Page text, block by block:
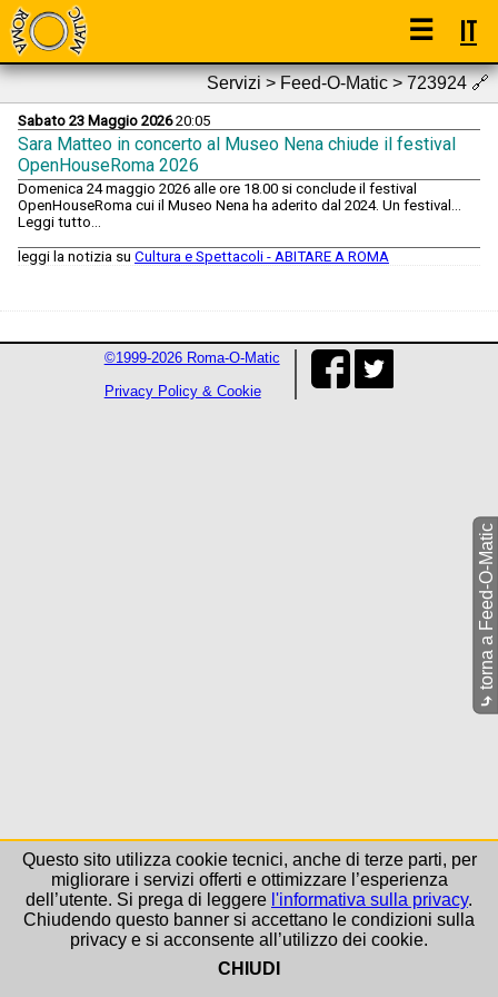
☰ IT
Servizi > Feed-O-Matic > 723924🔗
Sabato 23 Maggio 202620:05
Sara Matteo in concerto al Museo Nena chiude il festival
OpenHouseRoma 2026
Domenica 24 maggio 2026 alle ore 18.00 si conclude il festival
OpenHouseRoma cui il Museo Nena ha aderito dal 2024. Un festival...
Leggi tutto...
leggi la notizia su Cultura e Spettacoli - ABITARE A ROMA
⤷
torna a Feed-O-Matic
©1999-2026 Roma-O-Matic
Privacy Policy & Cookie
Questo sito utilizza cookie tecnici, anche di terze parti, per
migliorare i servizi offerti e ottimizzare l’esperienza
dell’utente. Si prega di leggere l'informativa sulla privacy.
Chiudendo questo banner si accettano le condizioni sulla
privacy e si acconsente all’utilizzo dei cookie.
CHIUDI